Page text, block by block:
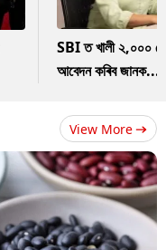
SBI ত খালী ২,০০০
আবেদন কৰিব জানক...
View More